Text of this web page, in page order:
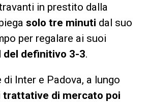
in prestito dalla
solo tre minuti dal suo
per regalare ai suoi
del definitivo 3-3.
di Inter e Padova, a lungo
trattative di mercato poi